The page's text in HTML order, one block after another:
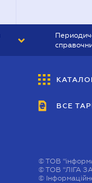
ВСЕ
©ТОВ
©ТОВ "ЛІГА
©